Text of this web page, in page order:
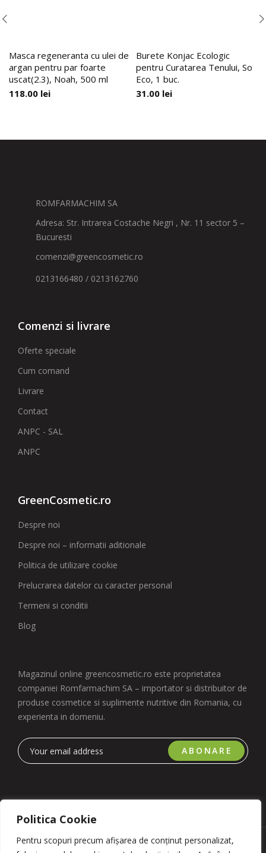
Politica Cookie
Pentru scopuri precum afișarea de conținut personalizat,
Masca regeneranta cu ulei de
argan pentru par foarte
uscat(2.3), Noah, 500 ml
118.00 lei
Burete Konjac Ecologic
pentru Curatarea Tenului, So
Eco, 1 buc.
31.00 lei
ROMFARMACHIM SA
Adresa: Str. Intrarea Costache Negri , Nr. 11 sector 5 –
Bucuresti
comenzi@greencosmetic.ro
0213166480 / 0213162760
Comenzi si livrare
Oferte speciale
Cum comand
Livrare
Contact
ANPC - SAL
ANPC
GreenCosmetic.ro
Despre noi
Despre noi – informatii aditionale
Politica de utilizare cookie
Prelucrarea datelor cu caracter personal
Termeni si conditii
Blog
Magazinul online greencosmetic.ro este proprietatea
companiei Romfarmachim SA – importator si distribuitor de
produse cosmetice si suplimente nutritive din Romania, cu
experienta in domeniu.
ABONARE
Copyright 2023 © Romfarmachim SA. Realizat de Simplio